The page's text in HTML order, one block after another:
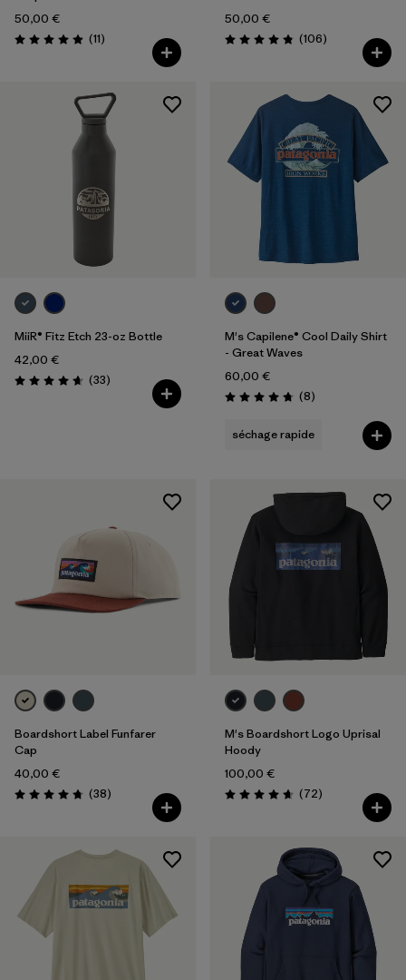
50,00 €
Évaluation: 4.9 / 5
(11Avis
)
50,00 €
Évaluation: 4.8 / 5
(106Avis
)
MiiR® Fitz Etch 23-oz Bottle
42,00 €
Évaluation: 4.7 / 5
(33Avis
)
M's Capilene® Cool Daily Shirt
- Great Waves
60,00 €
Évaluation: 4.8 / 5
(8Avis
)
séchage rapide
Boardshort Label Funfarer
Cap
40,00 €
Évaluation: 4.8 / 5
(38Avis
)
M's Boardshort Logo Uprisal
Hoody
100,00 €
Évaluation: 4.7 / 5
(72Avis
)